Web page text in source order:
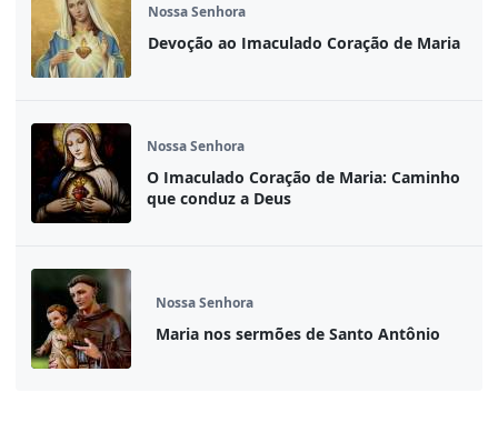
Nossa Senhora
Devoção ao Imaculado Coração de Maria
Nossa Senhora
O Imaculado Coração de Maria: Caminho
que conduz a Deus
Nossa Senhora
Maria nos sermões de Santo Antônio